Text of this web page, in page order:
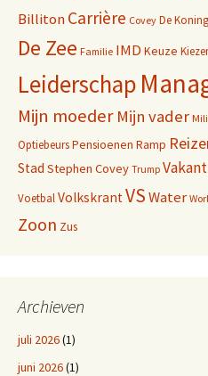
BillitonCarrière Covey De Koning
De Zee Familie IMD Keuze
Leiderschap
Mijn moeder Mijn vader
OptiebeursPensioenen Ramp
Stad Stephen Covey Trump
VoetbalVolkskrantVSWater
Zoon Zus
Archieven
juli 2026(1)
juni 2026(1)